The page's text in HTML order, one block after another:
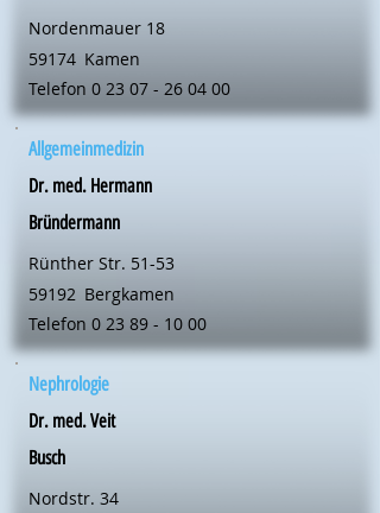
Nordenmauer 18
59174 Kamen
Telefon 0 23 07 - 26 04 00
Allgemeinmedizin
Dr. med. Hermann
Bründermann
Rünther Str. 51-53
59192 Bergkamen
Telefon 0 23 89 - 10 00
Nephrologie
Dr. med. Veit
Busch
Nordstr. 34